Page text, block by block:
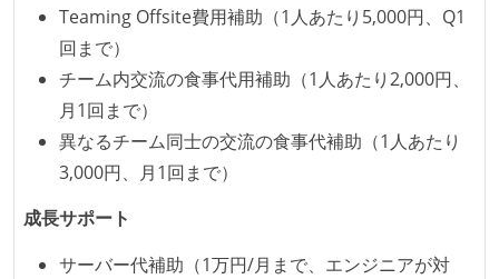
Teaming Offsite費用補助（1人あたり5,000円、Q1
回まで）
チーム内交流の食事代用補助（1人あたり2,000円、
月1回まで）
異なるチーム同士の交流の食事代補助（1人あたり
3,000円、月1回まで）
成長サポート
サーバー代補助（1万円/月まで、エンジニアが対